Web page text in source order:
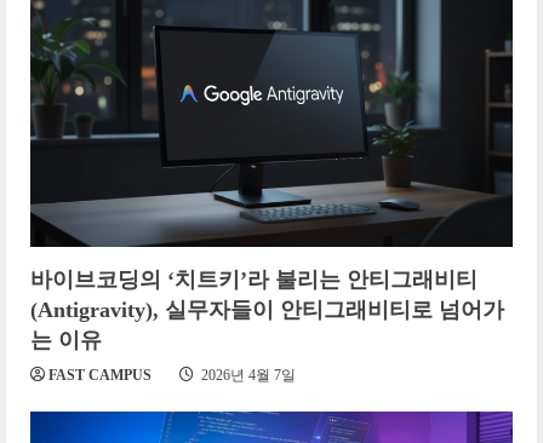
바이브코딩의 ‘치트키’라 불리는 안티그래비티
(Antigravity), 실무자들이 안티그래비티로 넘어가
는 이유
FAST CAMPUS 2026년 4월 7일